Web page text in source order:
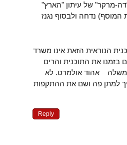
מרקר" של עיתון "הארץ"
נדחה ולבסוף נגנז
הנוראית הזאת אינו משרד
בזמנו את התוכנית והרים
– אהוד אולמרט. לא
למתן פה ושם את ההתקפות
Reply